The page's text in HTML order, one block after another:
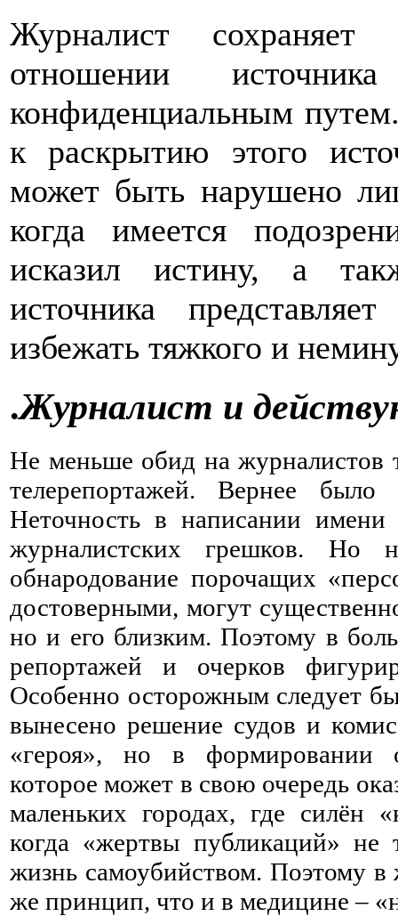
Журналист
отношении
конфиденциальным
к раскрытию этого
может быть нарушено
когда имеется
исказил истину, а
источника
избежать тяжкого и
.Журналист и
Не меньше обид на журналистов
телерепортажей. Вернее
Неточность в написании
журналистских грешков. Но
обнародование порочащих
достоверными, могут
но и его близким. Поэтому в
репортажей и очерков
Особенно осторожным следует
вынесено решение судов и
«героя», но в формировании
которое может в свою очередь
маленьких городах, где силён
когда «жертвы публикаций»
жизнь самоубийством. Поэтому в
же принцип, что и в медицине –